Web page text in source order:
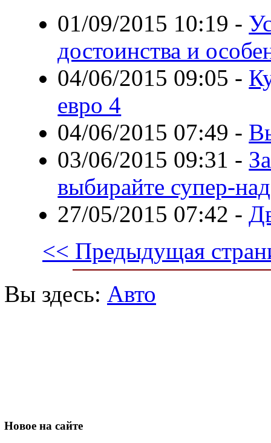
01/09/2015 10:19 -
достоинства и
04/06/2015 09:05 -
евро 4
04/06/2015 07:49 -
03/06/2015 09:31 -
выбирайте супер-
27/05/2015 07:42 -
<< Предыдущая
Вы здесь: Авто
Новое на сайте